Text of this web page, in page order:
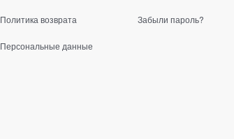
Политика возврата
Персональные данные
Забыли пароль?